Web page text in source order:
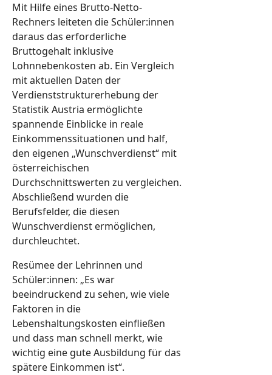
Mit Hilfe eines Brutto-Netto-
Rechners leiteten die Schüler:innen
daraus das erforderliche
Bruttogehalt inklusive
Lohnnebenkosten ab. Ein Vergleich
mit aktuellen Daten der
Verdienststrukturerhebung der
Statistik Austria ermöglichte
spannende Einblicke in reale
Einkommenssituationen und half,
den eigenen „Wunschverdienst“ mit
österreichischen
Durchschnittswerten zu vergleichen.
Abschließend wurden die
Berufsfelder, die diesen
Wunschverdienst ermöglichen,
durchleuchtet.
Resümee der Lehrinnen und
Schüler:innen: „Es war
beeindruckend zu sehen, wie viele
Faktoren in die
Lebenshaltungskosten einfließen
und dass man schnell merkt, wie
wichtig eine gute Ausbildung für das
spätere Einkommen ist“.